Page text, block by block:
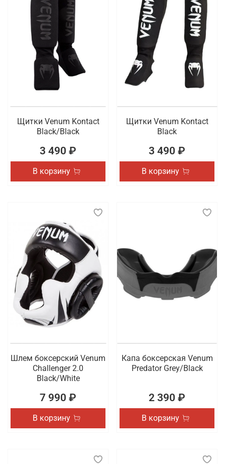
Щитки Venum Kontact
Black/Black
3 490 ₽
В корзину
Щитки Venum Kontact
Black
3 490 ₽
В корзину
Шлем боксерский Venum
Challenger 2.0
Black/White
7 990 ₽
В корзину
Капа боксерская Venum
Predator Grey/Black
2 390 ₽
В корзину